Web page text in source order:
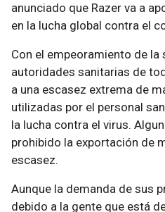
anunciado que Razer va a
en la lucha global contra el
Con el empeoramiento de la
autoridades sanitarias de
a una escasez extrema de
utilizadas por el personal
la lucha contra el virus.
prohibido la exportación de
escasez.
Aunque la demanda de sus
debido a la gente que está